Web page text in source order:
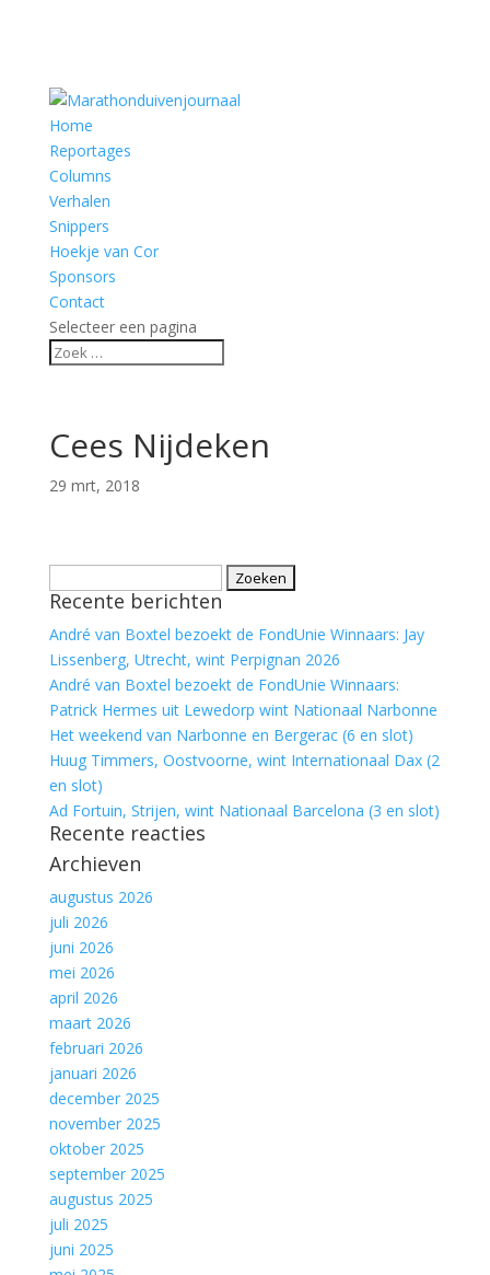
Home
Reportages
Columns
Verhalen
Snippers
Hoekje van Cor
Sponsors
Contact
Selecteer een pagina
Cees Nijdeken
29 mrt, 2018
naar:
Recente berichten
André van Boxtel bezoekt de FondUnie Winnaars: Jay
Lissenberg, Utrecht, wint Perpignan 2026
André van Boxtel bezoekt de FondUnie Winnaars:
Patrick Hermes uit Lewedorp wint Nationaal Narbonne
Het weekend van Narbonne en Bergerac (6 en slot)
Huug Timmers, Oostvoorne, wint Internationaal Dax (2
en slot)
Ad Fortuin, Strijen, wint Nationaal Barcelona (3 en slot)
Recente reacties
Archieven
augustus 2026
juli 2026
juni 2026
mei 2026
april 2026
maart 2026
februari 2026
januari 2026
december 2025
november 2025
oktober 2025
september 2025
augustus 2025
juli 2025
juni 2025